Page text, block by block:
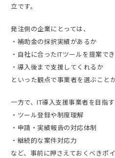
立です。
発注側の企業にとっては、
・補助金の採択実績があるか
・自社に合ったITツールを提案で
・導入後まで支援してくれるか
といった観点で事業者を選ぶこと
一方で、IT導入支援事業者を目指す
・ツール登録や制度理解
・申請・実績報告の対応体制
・継続的な案件対応力
など、事前に押さえておくべきポ